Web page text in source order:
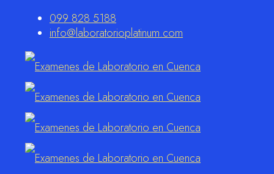
099 828 5188
info@laboratorioplatinum.com